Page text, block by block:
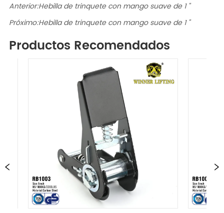
Anterior:Hebilla de trinquete con mango suave de 1 "
Próximo:Hebilla de trinquete con mango suave de 1 "
Productos Recomendados